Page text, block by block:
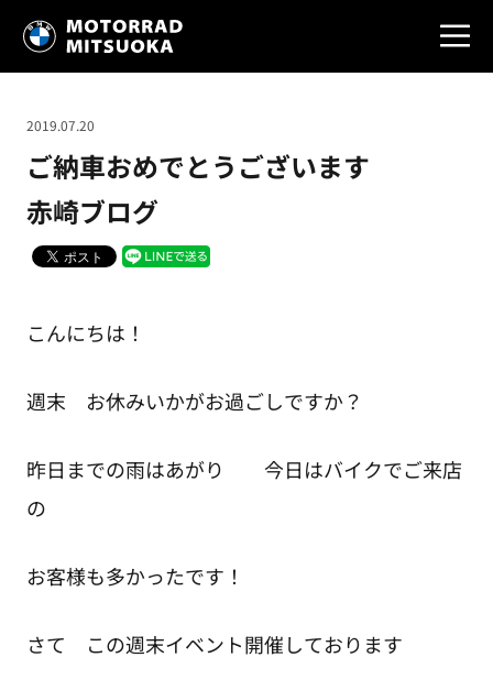
ご納車おめでとうございます
赤崎ブログ
2019.07.20
こんにちは！
週末 お休みいかがお過ごしですか？
昨日までの雨はあがり 今日はバイクでご来店
の
お客様も多かったです！
さて この週末イベント開催しております